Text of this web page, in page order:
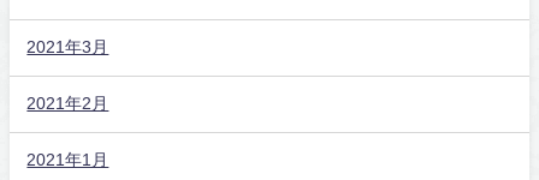
2021年3月
2021年2月
2021年1月